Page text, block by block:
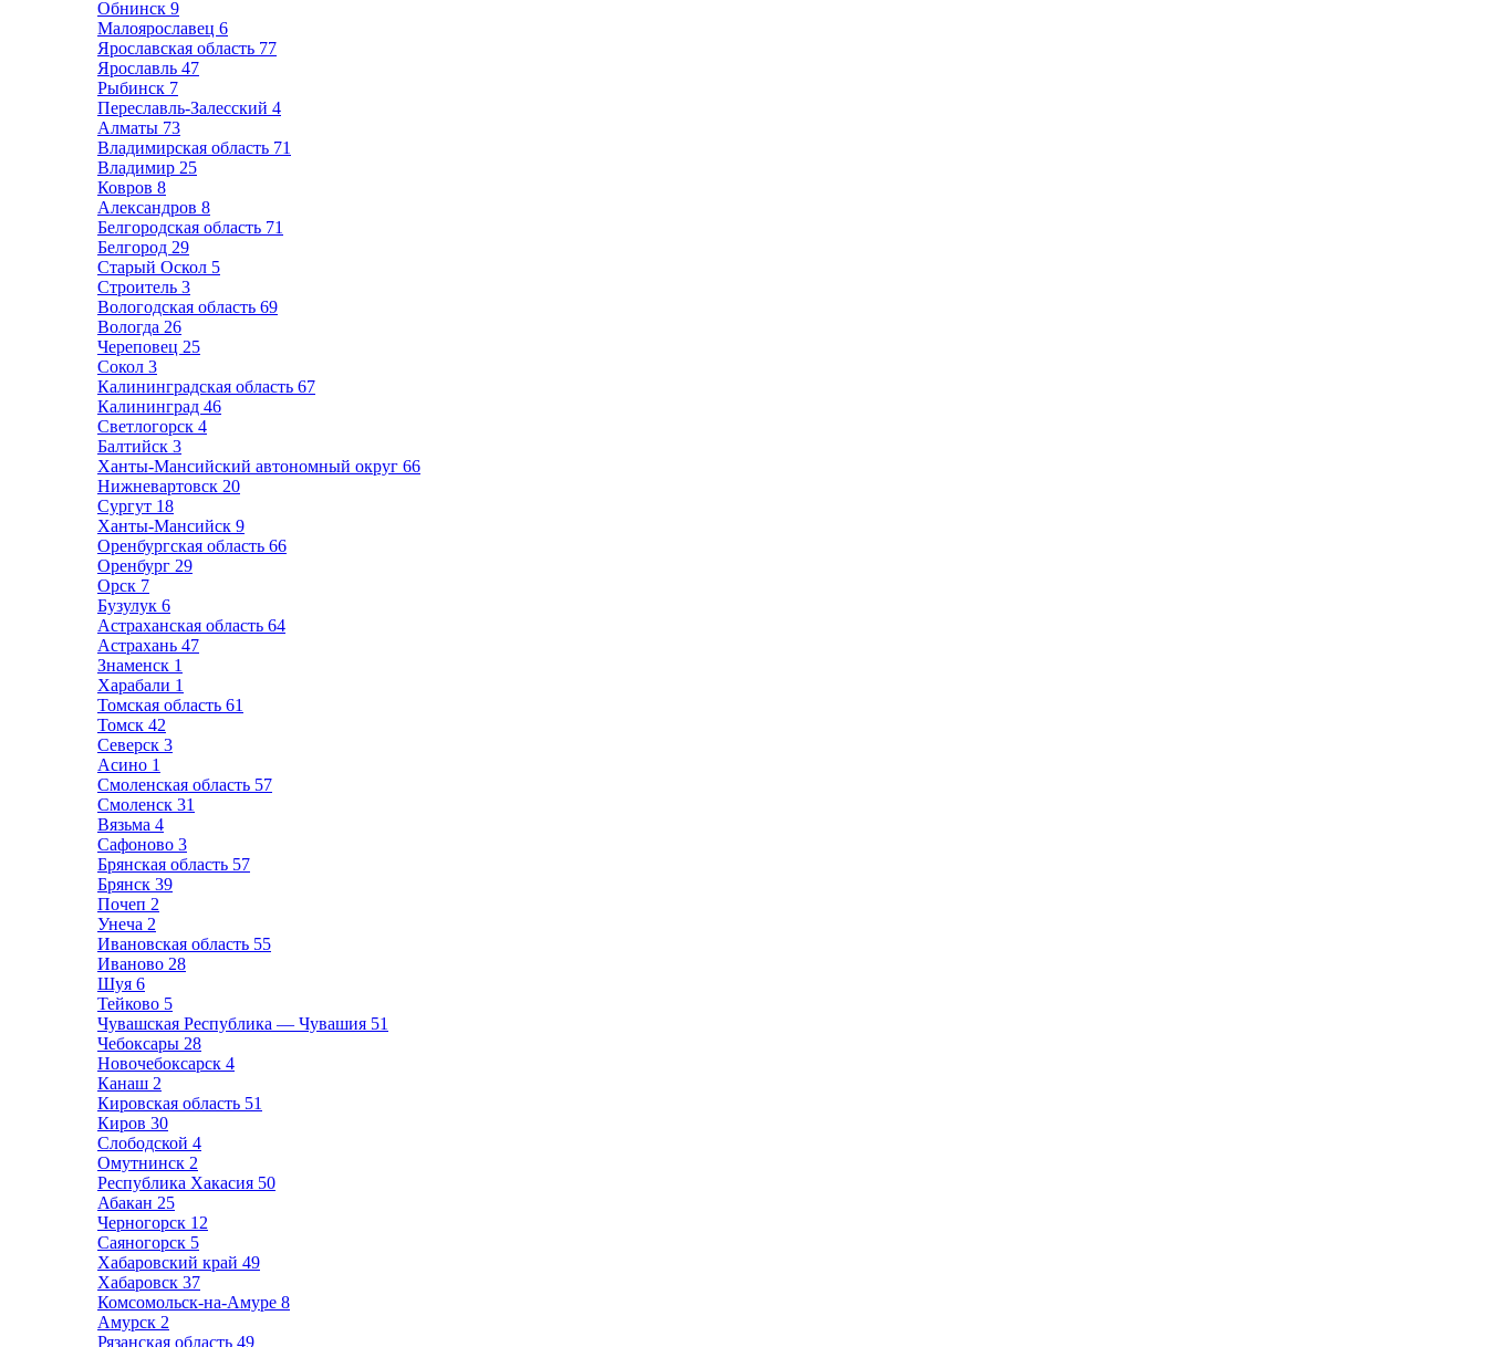
Обнинск 9
Малоярославец 6
Ярославская область 77
Ярославль 47
Рыбинск 7
Переславль-Залесский 4
Алматы 73
Владимирская область 71
Владимир 25
Ковров 8
Александров 8
Белгородская область 71
Белгород 29
Старый Оскол 5
Строитель 3
Вологодская область 69
Вологда 26
Череповец 25
Сокол 3
Калининградская область 67
Калининград 46
Светлогорск 4
Балтийск 3
Ханты-Мансийский автономный округ 66
Нижневартовск 20
Сургут 18
Ханты-Мансийск 9
Оренбургская область 66
Оренбург 29
Орск 7
Бузулук 6
Астраханская область 64
Астрахань 47
Знаменск 1
Харабали 1
Томская область 61
Томск 42
Северск 3
Асино 1
Смоленская область 57
Смоленск 31
Вязьма 4
Сафоново 3
Брянская область 57
Брянск 39
Почеп 2
Унеча 2
Ивановская область 55
Иваново 28
Шуя 6
Тейково 5
Чувашская Республика — Чувашия 51
Чебоксары 28
Новочебоксарск 4
Канаш 2
Кировская область 51
Киров 30
Слободской 4
Омутнинск 2
Республика Хакасия 50
Абакан 25
Черногорск 12
Саяногорск 5
Хабаровский край 49
Хабаровск 37
Комсомольск-на-Амуре 8
Амурск 2
Рязанская область 49